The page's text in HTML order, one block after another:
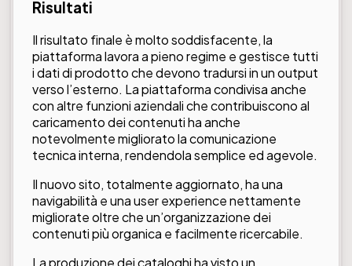
Risultati
Il risultato finale è molto soddisfacente, la
piattaforma lavora a pieno regime e gestisce tutti
i dati di prodotto che devono tradursi in un output
verso l’esterno. La piattaforma condivisa anche
con altre funzioni aziendali che contribuiscono al
caricamento dei contenuti ha anche
notevolmente migliorato la comunicazione
tecnica interna, rendendola semplice ed agevole.
Il nuovo sito, totalmente aggiornato, ha una
navigabilità e una user experience nettamente
migliorate oltre che un’organizzazione dei
contenuti più organica e facilmente ricercabile.
La produzione dei cataloghi ha visto un